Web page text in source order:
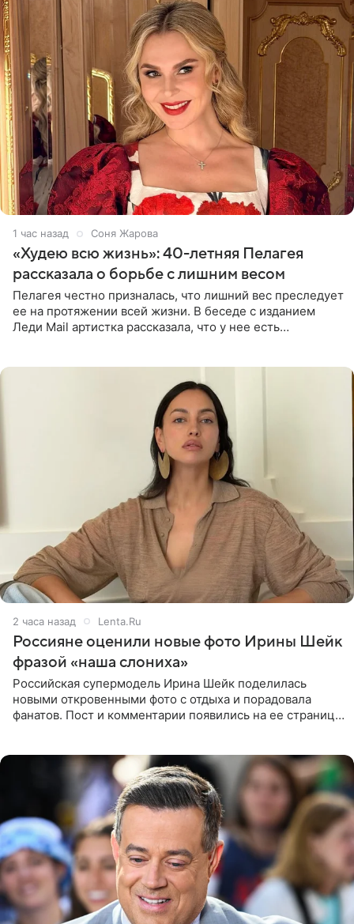
1 час назад Соня Жарова
«Худею всю жизнь»: 40-летняя Пелагея
рассказала о борьбе с лишним весом
Пелагея честно призналась, что лишний вес преследует
ее на протяжении всей жизни. В беседе с изданием
Леди Mail артистка рассказала, что у нее есть
2 часа назад Lenta.Ru
Россияне оценили новые фото Ирины Шейк
фразой «наша слониха»
Российская супермодель Ирина Шейк поделилась
новыми откровенными фото с отдыха и порадовала
фанатов. Пост и комментарии появились на ее странице